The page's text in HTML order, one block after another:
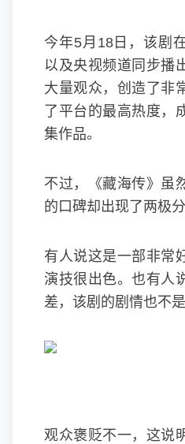
今年5月18日，该剧
以及央视频道同步播
大量观众，创造了非
了平台的最高热度，
集作品。
不过，《藏海传》虽
的口碑却出现了两极
有人说这是一部非常
演技很出色。也有人
差，该剧的剧情也不是
观众褒贬不一，这说